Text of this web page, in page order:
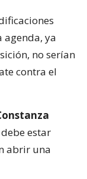
agenda, ya
no serían
contra el
estar
abrir una